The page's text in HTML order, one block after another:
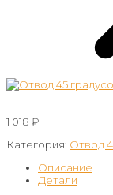
1 018 ₽
Категория: Отвод
Описание
Детали